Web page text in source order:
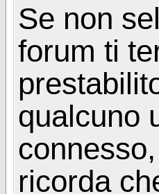
Se non
forum ti
qualcuno
ricorda